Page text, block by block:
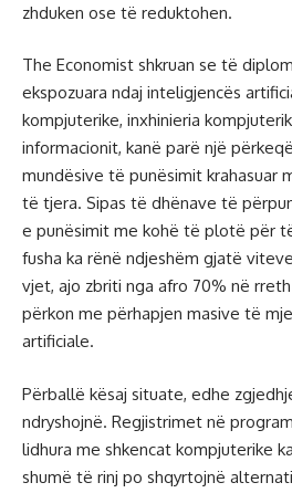
zhduken ose të reduktohen.
The Economist shkruan se të
ekspozuara ndaj inteligjencës
kompjuterike, inxhinieria
informacionit, kanë parë një
mundësive të punësimit krahasuar
të tjera. Sipas të dhënave të
e punësimit me kohë të plotë për
fusha ka rënë ndjeshëm gjatë
vjet, ajo zbriti nga afro 70% në
përkon me përhapjen masive të
artificiale.
Përballë kësaj situate, edhe
ndryshojnë. Regjistrimet në
lidhura me shkencat kompjuterike
shumë të rinj po shqyrtojnë